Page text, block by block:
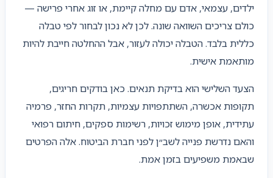
ילדים, עצמאי, אדם עם מחלה קיימת, או זוג אחרי פרישה —
כולם צריכים השוואה שונה. לכן לא נכון לבחור לפי טבלה
כללית בלבד. הטבלה יכולה לעזור, אבל ההחלטה חייבת להיות
מותאמת אישית.
הצעד השלישי הוא בדיקת תנאים. כאן בודקים חריגים,
תקופות אכשרה, השתתפויות עצמיות, תקרות החזר, פרמיה
עתידית, אופן מימוש זכויות, רשימות ספקים, חיתום רפואי
והאם נדרשת פנייה לשב״ן לפני חברת הביטוח. אלה הפרטים
שבאמת משפיעים בזמן אמת.